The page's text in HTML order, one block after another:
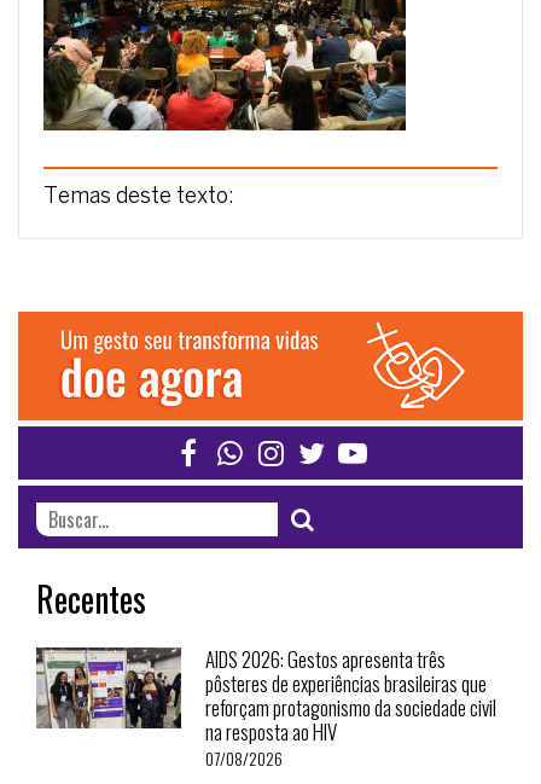
Temas deste texto:
Recentes
AIDS 2026: Gestos apresenta três
pôsteres de experiências brasileiras que
reforçam protagonismo da sociedade civil
na resposta ao HIV
07/08/2026